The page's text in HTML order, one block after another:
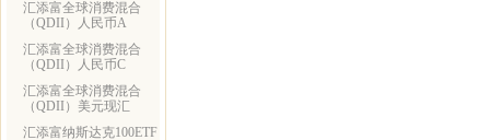
汇添富全球消费混合
（QDII）人民币A
汇添富全球消费混合
（QDII）人民币C
汇添富全球消费混合
（QDII）美元现汇
汇添富纳斯达克100ETF